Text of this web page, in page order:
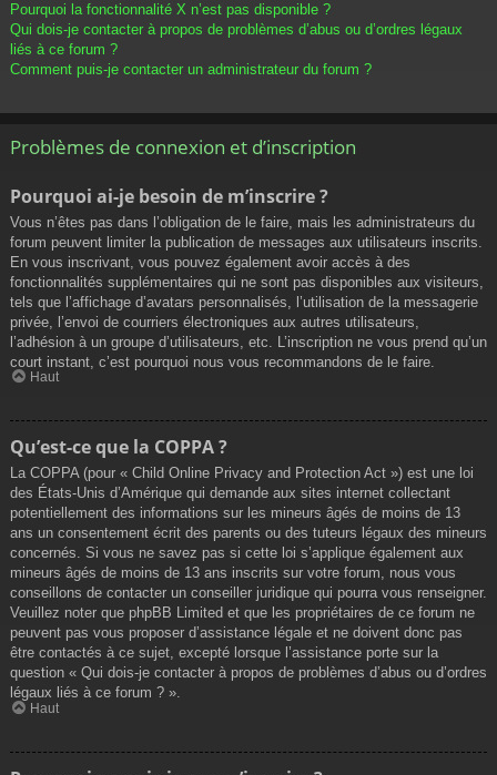
Pourquoi la fonctionnalité X n’est pas disponible ?
Qui dois-je contacter à propos de problèmes d’abus ou d’ordres légaux
liés à ce forum ?
Comment puis-je contacter un administrateur du forum ?
Problèmes de connexion et d’inscription
Pourquoi ai-je besoin de m’inscrire ?
Vous n’êtes pas dans l’obligation de le faire, mais les administrateurs du
forum peuvent limiter la publication de messages aux utilisateurs inscrits.
En vous inscrivant, vous pouvez également avoir accès à des
fonctionnalités supplémentaires qui ne sont pas disponibles aux visiteurs,
tels que l’affichage d’avatars personnalisés, l’utilisation de la messagerie
privée, l’envoi de courriers électroniques aux autres utilisateurs,
l’adhésion à un groupe d’utilisateurs, etc. L’inscription ne vous prend qu’un
court instant, c’est pourquoi nous vous recommandons de le faire.
Haut
Qu’est-ce que la COPPA ?
La COPPA (pour « Child Online Privacy and Protection Act ») est une loi
des États-Unis d’Amérique qui demande aux sites internet collectant
potentiellement des informations sur les mineurs âgés de moins de 13
ans un consentement écrit des parents ou des tuteurs légaux des mineurs
concernés. Si vous ne savez pas si cette loi s’applique également aux
mineurs âgés de moins de 13 ans inscrits sur votre forum, nous vous
conseillons de contacter un conseiller juridique qui pourra vous renseigner.
Veuillez noter que phpBB Limited et que les propriétaires de ce forum ne
peuvent pas vous proposer d’assistance légale et ne doivent donc pas
être contactés à ce sujet, excepté lorsque l’assistance porte sur la
question « Qui dois-je contacter à propos de problèmes d’abus ou d’ordres
légaux liés à ce forum ? ».
Haut